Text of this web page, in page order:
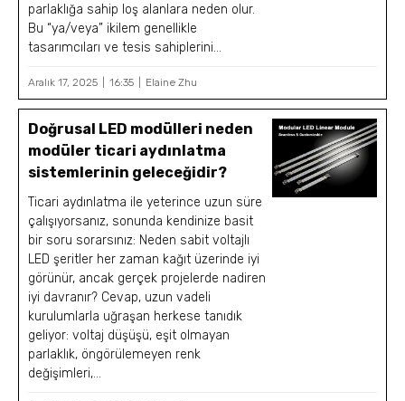
parlaklığa sahip loş alanlara neden olur.
Bu “ya/veya” ikilem genellikle
tasarımcıları ve tesis sahiplerini...
Aralık 17, 2025 16:35 Elaine Zhu
Doğrusal LED modülleri neden
modüler ticari aydınlatma
sistemlerinin geleceğidir?
Ticari aydınlatma ile yeterince uzun süre
çalışıyorsanız, sonunda kendinize basit
bir soru sorarsınız: Neden sabit voltajlı
LED şeritler her zaman kağıt üzerinde iyi
görünür, ancak gerçek projelerde nadiren
iyi davranır? Cevap, uzun vadeli
kurulumlarla uğraşan herkese tanıdık
geliyor: voltaj düşüşü, eşit olmayan
parlaklık, öngörülemeyen renk
değişimleri,...